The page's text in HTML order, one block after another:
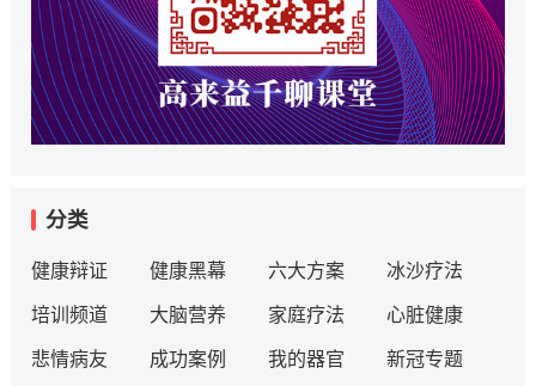
分类
健康辩证 健康黑幕 六大方案 冰沙疗法
培训频道 大脑营养 家庭疗法 心脏健康
悲情病友 成功案例 我的器官 新冠专题